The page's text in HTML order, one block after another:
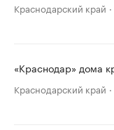
Краснодарский край
«Краснодар» дома
Краснодарский край